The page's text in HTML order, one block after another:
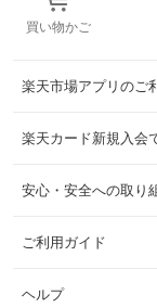
買い物かご
楽天市場アプリのご
楽天カード新規入会
安心・安全への取り
ご利用ガイド
ヘルプ